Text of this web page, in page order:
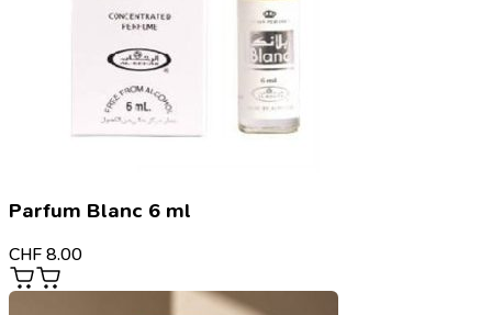
Parfum Blanc 6 ml
CHF 8.00